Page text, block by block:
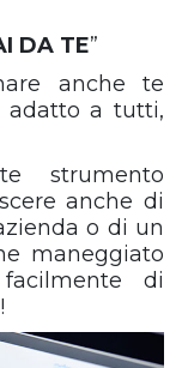
DA TE”
anche te
adatto a tutti,
strumento
anche di
o di un
maneggiato
di
!